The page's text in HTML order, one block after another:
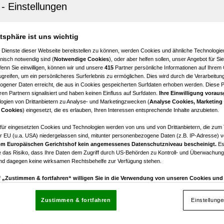
11
Zimmer
€ 399.000,00
Kaufpreis
- Küche im Preis inkludiert! Doppelhaushälften
in Pottenstein! 5 Zimmer + zahlreiche
PREISE!
5
Zimmer
€ 398.999,00
Kaufpreis
ist uns wichtig
Dienste dieser Webseite bereitstellen zu können, werden Cookies und ähnliche
notwendig sind (Notwendige Cookies), oder aber helfen sollen, unser Angebot für
Sie einwilligen, können wir und unsere 415 Partner persönliche Informationen auf Ihrem
um ein persönlicheres Surferlebnis zu ermöglichen. Dies wird durch die
Daten erreicht, die aus in Cookies gespeicherten Surfdaten erhoben werden. Diese
Partnern signalisiert und haben keinen Einfluss auf Surfdaten. Ihre Einwilligung
von Drittanbietern zu Analyse- und Marketingzwecken (Analyse Cookies, Marketing
) eingesetzt, die es erlauben, Ihren Interessen entsprechende Inhalte anzubieten.
eingesetzten Cookies und Technologien werden von uns und von Drittanbietern, die zum
EU (u.a. USA) niedergelassen sind, mitunter personenbezogene Daten (z.B. IP-Adresse)
Europäischen Gerichtshof kein angemessenes Datenschutzniveau bescheinigt.
das Risiko, dass Ihre Daten dem Zugriff durch US-Behörden zu Kontroll- und
dagegen keine wirksamen Rechtsbehelfe zur Verfügung stehen.
„Zustimmen & fortfahren“ willigen Sie in die Verwendung von unseren Cookies und
die sich auf jeder Seite unten im Footer befinden.
Zustimmen & fortfahren